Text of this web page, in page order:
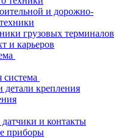
и дорожно-
грузовых терминалов
и карьеров
система
детали крепления
и контакты
приборы